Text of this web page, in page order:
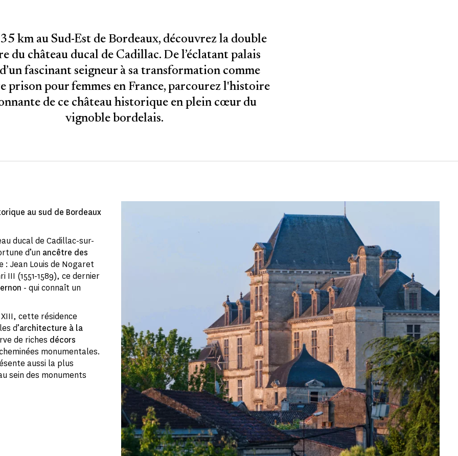
km au Sud-Est de Bordeaux, découvrez la double
du château ducal de Cadillac. De l’éclatant palais
fascinant seigneur à sa transformation comme
prison pour femmes en France, parcourez l'histoire
de ce château historique en plein cœur du
vignoble bordelais.
au sud de Bordeaux
ducal de Cadillac-sur-
d’un ancêtre des
: Jean Louis de Nogaret
III (1551-1589), ce dernier
- qui connaît un
cette résidence
d’architecture à la
de riches décors
monumentales.
aussi la plus
sein des monuments